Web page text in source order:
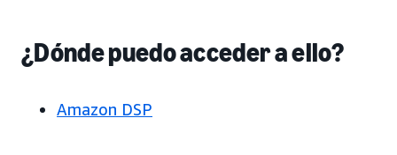
¿Dónde puedo acceder a ello?
Amazon DSP